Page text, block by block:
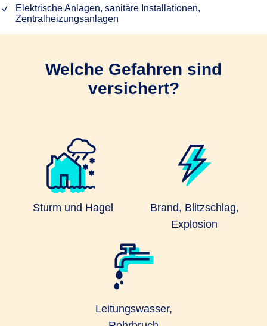
Elektrische Anlagen, sanitäre Installationen,
Zentralheizungsanlagen
Welche Gefahren sind
versichert?
Sturm und Hagel
Brand, Blitzschlag,
Explosion
Leitungswasser,